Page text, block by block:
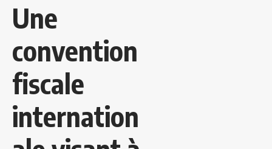
Une
convention
fiscale
internation